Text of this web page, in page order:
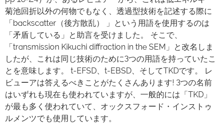
菊池回折以外の何物でもなく、透過型技術を記述する際に
「backscatter（後方散乱） 」という用語を使用するのは
「矛盾している」と助言を受けました。 そこで、
「transmission Kikuchi diffraction in the SEM」と改名しま
したが、これは同じ技術のために3つの用語を持っていたこ
とを意味します。 t-EFSD、t-EBSD、そしてTKDです。 レ
ビューアは答えるべきことがたくさんあります! 3つの名前
はいずれも現在も使われていますが、一般的には「TKD」
が最も多く使われていて、オックスフォード・インストゥ
ルメンツでも使用しています。